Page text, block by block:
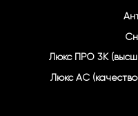
Люкс ПРО 3К
Люкс АС